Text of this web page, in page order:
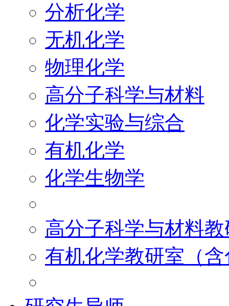
分析化学
无机化学
物理化学
高分子科学与材料
化学实验与综合
有机化学
化学生物学
高分子科学与材料
有机化学教研室（